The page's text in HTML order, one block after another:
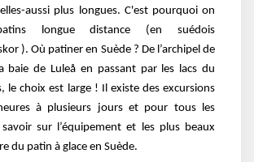
aussi plus longues. C'est pourquoi on
longue distance (en suédois
). Où patiner en Suède ? De l’archipel de
baie de Luleå en passant par les lacs du
le choix est large ! Il existe des excursions
à plusieurs jours et pour tous les
sur l’équipement et les plus beaux
du patin à glace en Suède.